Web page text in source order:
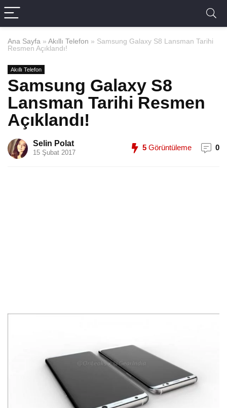
Ana Sayfa » Akıllı Telefon » Samsung Galaxy S8 Lansman Tarihi
Resmen Açıklandı!
Akıllı Telefon
Samsung Galaxy S8
Lansman Tarihi Resmen
Açıklandı!
Selin Polat
15 Şubat 2017
5 Görüntüleme 0